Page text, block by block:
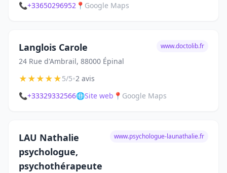
📞+33650296952 📍 Google Maps
Langlois Carole
24 Rue d'Ambrail, 88000 Épinal
www.doctolib.fr
★★★★★5/5•2 avis
📞+33329332566🌐Site web 📍 Google Maps
LAU Nathalie
psychologue,
psychothérapeute
www.psychologue-launathalie.fr